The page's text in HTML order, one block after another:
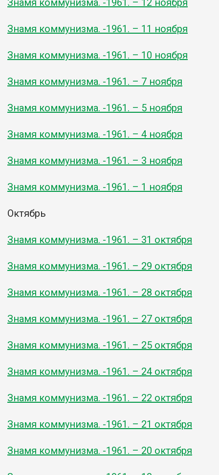
Знамя коммунизма. -1961. – 12 ноября
Знамя коммунизма. -1961. – 11 ноября
Знамя коммунизма. -1961. – 10 ноября
Знамя коммунизма. -1961. – 7 ноября
Знамя коммунизма. -1961. – 5 ноября
Знамя коммунизма. -1961. – 4 ноября
Знамя коммунизма. -1961. – 3 ноября
Знамя коммунизма. -1961. – 1 ноября
Октябрь
Знамя коммунизма. -1961. – 31 октября
Знамя коммунизма. -1961. – 29 октября
Знамя коммунизма. -1961. – 28 октября
Знамя коммунизма. -1961. – 27 октября
Знамя коммунизма. -1961. – 25 октября
Знамя коммунизма. -1961. – 24 октября
Знамя коммунизма. -1961. – 22 октября
Знамя коммунизма. -1961. – 21 октября
Знамя коммунизма. -1961. – 20 октября